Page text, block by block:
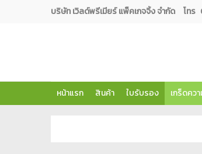
บริษัท เวิลด์พรีเมียร์ แพ็คเกจจิ้ง จำกัด โทร
หน้าแรก สินค้า ใบรับรอง เกร็ดคว